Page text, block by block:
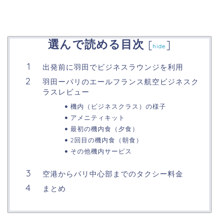
選んで読める目次 [hide ]
出発前に羽田でビジネスラウンジを利用
羽田ーパリのエールフランス航空ビジネスク
ラスレビュー
機内（ビジネスクラス）の様子
アメニティキット
最初の機内食（夕食）
2回目の機内食（朝食）
その他機内サービス
空港からパリ中心部までのタクシー料金
まとめ